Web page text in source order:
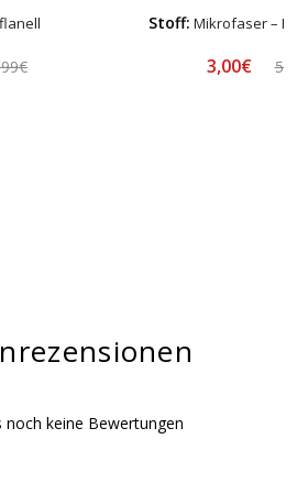
Stoff: Mikrofaser –
3,00€
noch keine Bewertungen